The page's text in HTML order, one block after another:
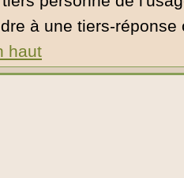
à une tiers-
haut